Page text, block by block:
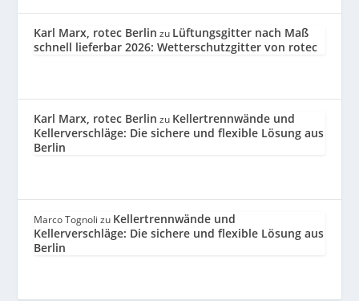
Karl Marx, rotec Berlin zu Lüftungsgitter nach Maß
schnell lieferbar 2026: Wetterschutzgitter von rotec
Karl Marx, rotec Berlin zu Kellertrennwände und
Kellerverschläge: Die sichere und flexible Lösung aus
Berlin
Marco Tognoli zu Kellertrennwände und
Kellerverschläge: Die sichere und flexible Lösung aus
Berlin